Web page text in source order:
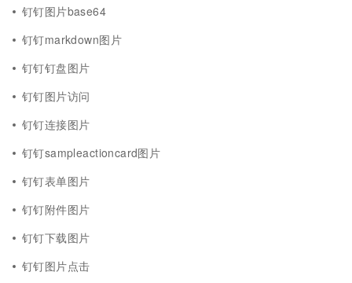
钉钉图片base64
钉钉markdown图片
钉钉钉盘图片
钉钉图片访问
钉钉连接图片
钉钉sampleactioncard图片
钉钉表单图片
钉钉附件图片
钉钉下载图片
钉钉图片点击